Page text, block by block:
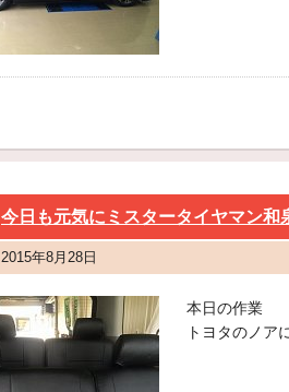
今日も元気にミスタータイヤマン和
2015年8月28日
本日の作業
トヨタのノア